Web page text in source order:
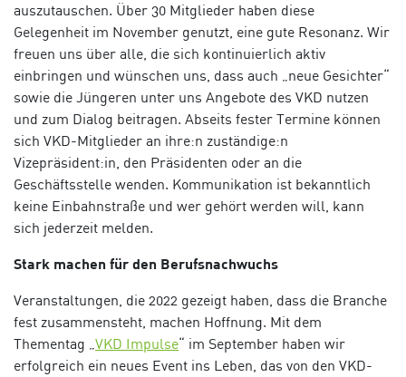
auszutauschen. Über 30 Mitglieder haben diese
Gelegenheit im November genutzt, eine gute Resonanz. Wir
freuen uns über alle, die sich kontinuierlich aktiv
einbringen und wünschen uns, dass auch „neue Gesichter“
sowie die Jüngeren unter uns Angebote des VKD nutzen
und zum Dialog beitragen. Abseits fester Termine können
sich VKD-Mitglieder an ihre:n zuständige:n
Vizepräsident:in, den Präsidenten oder an die
Geschäftsstelle wenden. Kommunikation ist bekanntlich
keine Einbahnstraße und wer gehört werden will, kann
sich jederzeit melden.
Stark machen für den Berufsnachwuchs
Veranstaltungen, die 2022 gezeigt haben, dass die Branche
fest zusammensteht, machen Hoffnung. Mit dem
Thementag „VKD Impulse“ im September haben wir
erfolgreich ein neues Event ins Leben, das von den VKD-